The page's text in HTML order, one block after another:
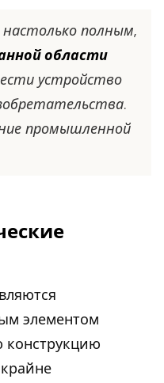
полным,
области
устройство
промышленной
элементом
конструкцию